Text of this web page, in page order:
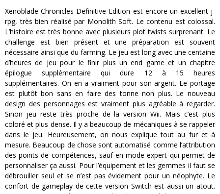
Xenoblade Chronicles Definitive Edition est encore un excellent j-
rpg, très bien réalisé par Monolith Soft. Le contenu est colossal.
L’histoire est très bonne avec plusieurs plot twists surprenant. Le
challenge est bien présent et une préparation est souvent
nécessaire ainsi que du farming. Le jeu est long avec une centaine
d’heures de jeu pour le finir plus un end game et un chapitre
épilogue supplémentaire qui dure 12 à 15 heures
supplémentaires. On en a vraiment pour son argent. Le portage
est plutôt bon sans en faire des tonne non plus. Le nouveau
design des personnages est vraiment plus agréable à regarder.
Sinon jeu reste très proche de la version Wii. Mais c’est plus
coloré et plus dense. Il y a beaucoup de mécaniques à se rappeler
dans le jeu. Heureusement, on nous explique tout au fur et à
mesure. Beaucoup de chose sont automatisé comme l’attribution
des points de compétences, sauf en mode expert qui permet de
personnaliser ça aussi. Pour l’équipement et les gemmes il faut se
débrouiller seul et se n’est pas évidement pour un néophyte. Le
confort de gameplay de cette version Switch est aussi un atout.